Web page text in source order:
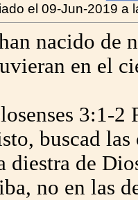
el 09-Jun-2019 a
nacido de
en el
3:1-2
buscad las
diestra de
no en las